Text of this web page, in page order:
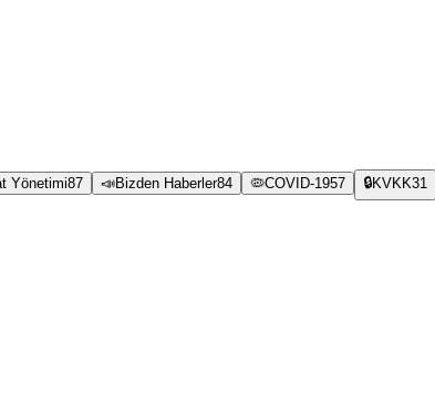
Yönetimi87 📣Bizden Haberler84 🦠COVID-1957 🔒KVKK31